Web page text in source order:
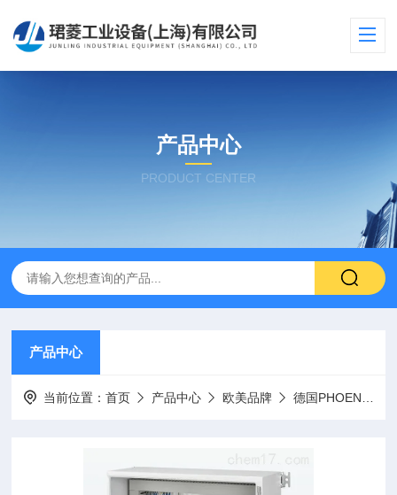
产品中心
PRODUCT CENTER
产品中心
当前位置：首页 产品中心 欧美品牌 德国PHOENIX菲尼克斯